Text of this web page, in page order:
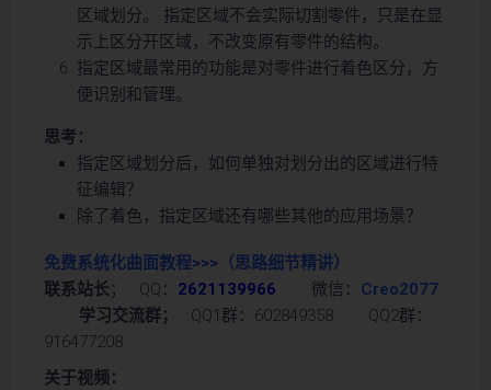
区域划分。 指定区域不会实际切割零件，只是在显
示上区分开区域，不改变原有零件的结构。
指定区域最常用的功能是对零件进行着色区分，方
便识别和管理。
思考：
指定区域划分后，如何单独对划分出的区域进行特
征编辑？
除了着色，指定区域还有哪些其他的应用场景？
免费系统化曲面教程>>> （思路细节精讲）
联系站长； QQ： 2621139966 微信： Creo2077
学习交流群；
QQ1群：602849358 QQ2群：
916477208
关于视频：